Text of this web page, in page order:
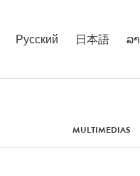
Русский 日本語 ລ
MULTIMEDIAS